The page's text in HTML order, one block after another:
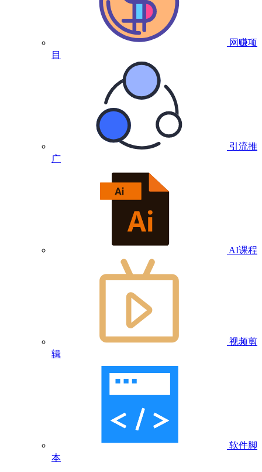
网赚项
目
引流推
广
AI课程
视频剪
辑
软件脚
本